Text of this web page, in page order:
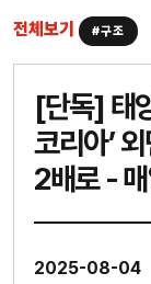
전체보기 #구조
[단독] 태
코리아’
2배로 - 매
2025-08-04